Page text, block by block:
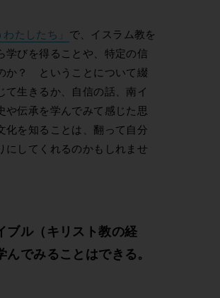
たしたち」 で、イスラム教を
びを得ることや、特定の信
か？ ということについて綴
生きるか、自信の話、南イ
や伝承を学んでみて感じた思
化を知ることは、翻って自分
にしてくれるのかもしれませ
ブル（キリスト教の経
でみることはできる。